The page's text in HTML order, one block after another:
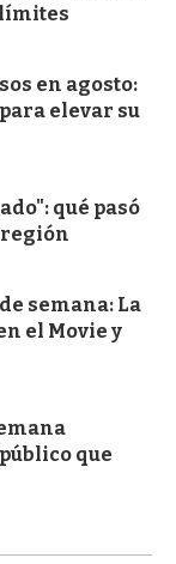
límites
en agosto:
elevar su
qué pasó
región
semana: La
el Movie y
que